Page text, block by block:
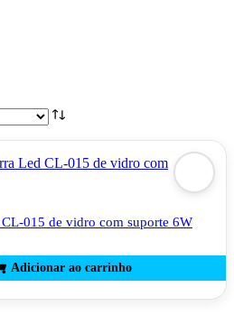
015 de vidro com suporte 6W